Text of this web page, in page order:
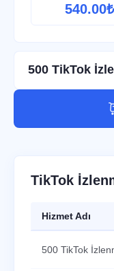
540.00₺
500 TikTok
TikTok
Hizmet Adı
500 TikTok